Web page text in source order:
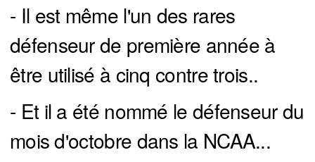
- Il est même l'un des rares
défenseur de première année à
être utilisé à cinq contre trois..
- Et il a été nommé le défenseur du
mois d'octobre dans la NCAA...